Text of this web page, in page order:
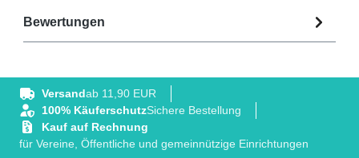
Bewertungen
Versandab 11,90 EUR
100% KäuferschutzSichere Bestellung
Kauf auf Rechnung
für Vereine, Öffentliche und gemeinnützige Einrichtungen